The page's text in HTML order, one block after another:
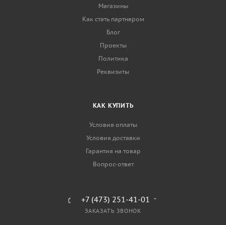
Магазины
Как стать партнером
Блог
Проекты
Политика
Реквизиты
КАК КУПИТЬ
Условия оплаты
Условия доставки
Гарантия на товар
Вопрос-ответ
+7 (473) 251-41-01
ЗАКАЗАТЬ ЗВОНОК